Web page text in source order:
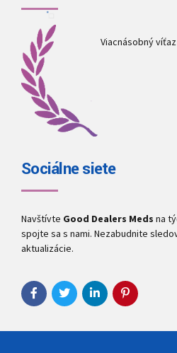
Viacnásobný
Sociálne siete
Navštívte Good Dealers Meds na
spojte sa s nami. Nezabudnite
aktualizácie.